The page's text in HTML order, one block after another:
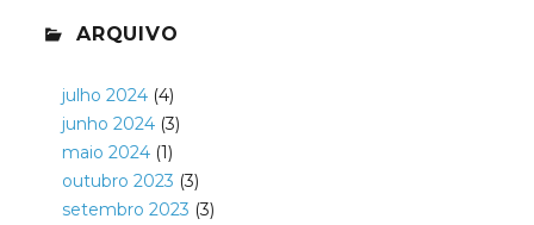
ARQUIVO
julho 2024(4)
junho 2024(3)
maio 2024(1)
outubro 2023 (3)
setembro 2023 (3)